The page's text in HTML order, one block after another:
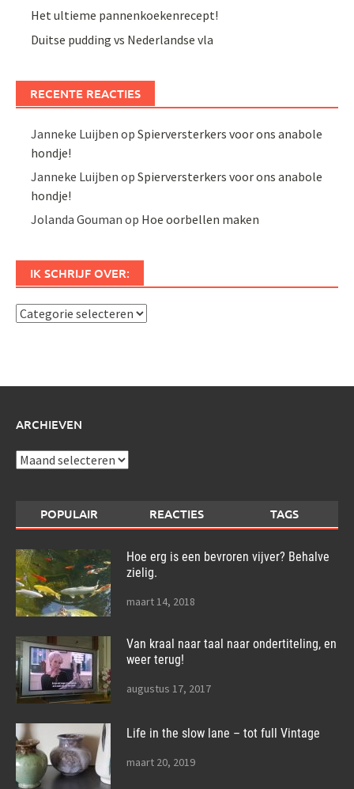
Het ultieme pannenkoekenrecept!
Duitse pudding vs Nederlandse vla
RECENTE REACTIES
Janneke Luijben opSpierversterkers voor ons anabole
hondje!
Janneke Luijben opSpierversterkers voor ons anabole
hondje!
Jolanda Gouman op Hoe oorbellen maken
IK SCHRIJF OVER:
Ik
ARCHIEVEN
Archieven
POPULAIR REACTIES TAGS
Hoe erg is een bevroren vijver? Behalve
zielig.
maart 14, 2018
Van kraal naar taal naar ondertiteling, en
weer terug!
augustus 17, 2017
Life in the slow lane – tot full Vintage
maart 20, 2019